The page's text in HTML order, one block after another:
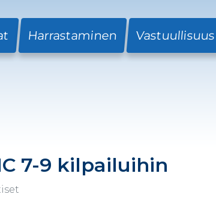
Harrastaminen Vastuullisuus
7-9 kilpailuihin